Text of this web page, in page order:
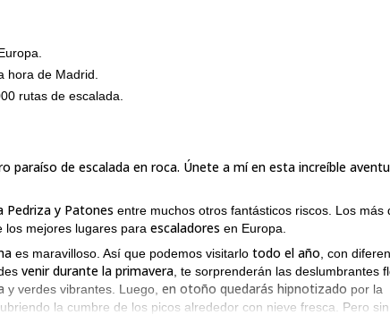
hora de Madrid.
rutas de escalada.
paraíso de escalada en roca. Únete a mí en esta increíble
Pedriza y Patones entre muchos otros fantásticos riscos. Los más
los mejores lugares para escaladores en Europa.
es maravilloso. Así que podemos visitarlo todo el año , con
venir durante la primavera , te sorprenderán las deslumbrantes
y verdes vibrantes. Luego, en otoño quedarás hipnotizado por la
la cumbre de los picos alrededor con nieve fresca. Pero sin